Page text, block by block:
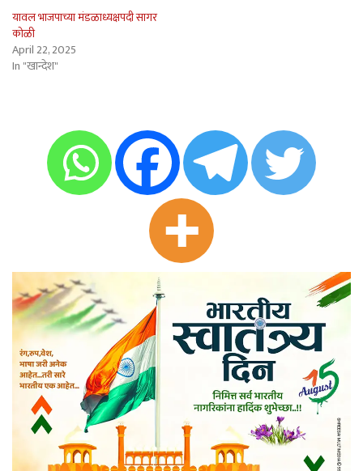
यावल भाजपाच्या मंडळाध्यक्षपदी सागर
कोळी
April 22, 2025
In "खान्देश"